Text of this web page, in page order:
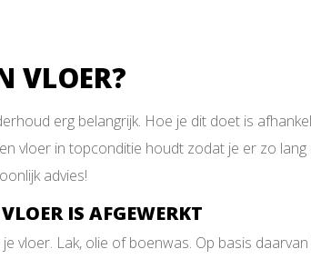
VLOER?
erg belangrijk. Hoe je dit doet is
vloer in topconditie houdt zodat je er zo
advies!
IS AFGEWERKT
vloer. Lak, olie of boenwas. Op basis